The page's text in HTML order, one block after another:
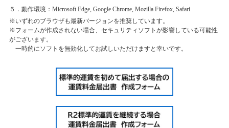
５．動作環境： Microsoft Edge, Google Chrome, Mozilla Firefox, Safari
※いずれのブラウザも最新バージョンを推奨しています。
※フォームが作成されない場合、セキュリティソフトが影響している可能性
がございます。
一時的にソフトを無効化してお試しいただけますと幸いです。